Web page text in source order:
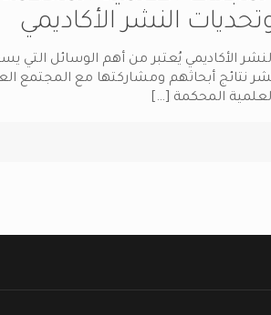
النشر الأكاديمي
الأكاديمي يُعتبر من أهم الوسائل التي
نتائج أبحاثهم ومشاركتها مع المجتمع
المحكمة […]